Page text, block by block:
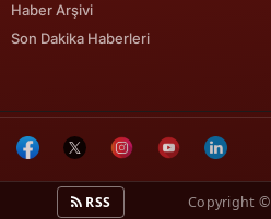
Haber Arşivi
Son Dakika Haberleri
RSS Copyright ©